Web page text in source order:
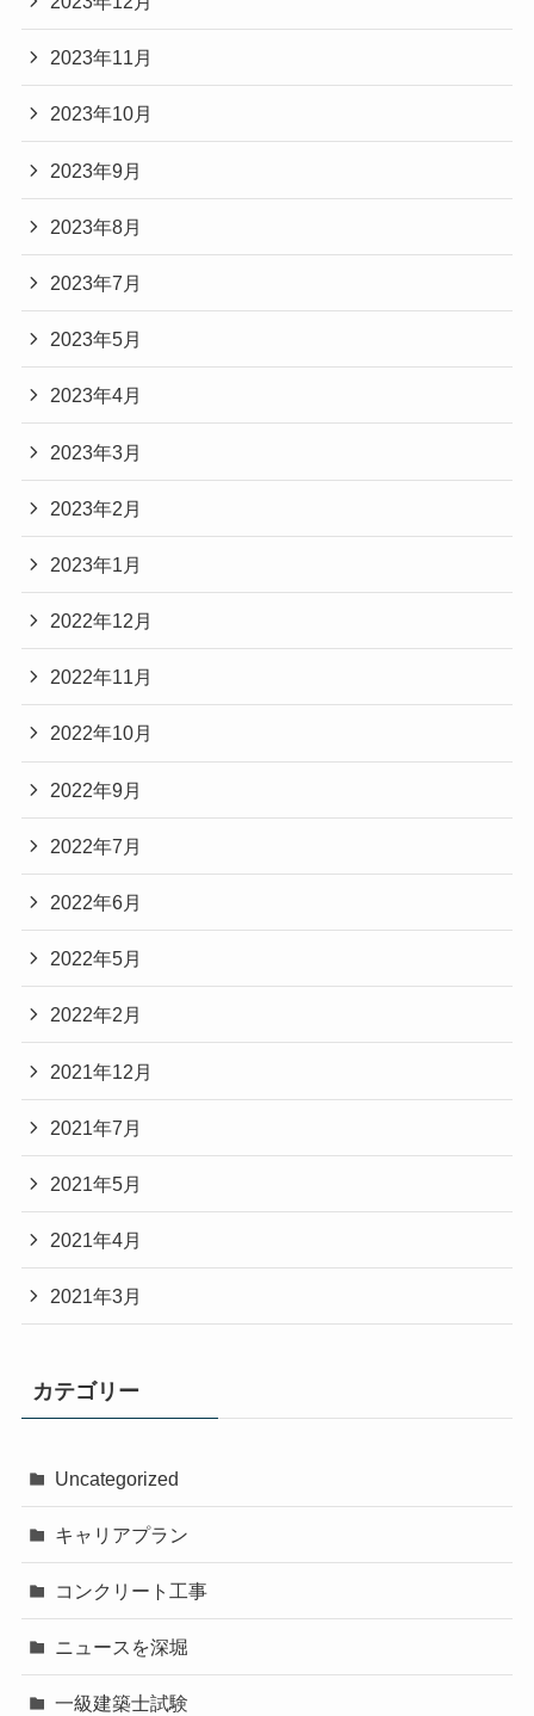
2023年11月
2023年10月
2023年9月
2023年8月
2023年7月
2023年5月
2023年4月
2023年3月
2023年2月
2023年1月
2022年12月
2022年11月
2022年10月
2022年9月
2022年7月
2022年6月
2022年5月
2022年2月
2021年12月
2021年7月
2021年5月
2021年4月
2021年3月
カテゴリー
Uncategorized
キャリアプラン
コンクリート工事
ニュースを深堀
一級建築士試験